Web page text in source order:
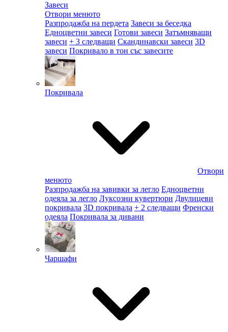
Завеси
Отвори менюто
Разпродажба на пердета Завеси за беседка
Едноцветни завеси Готови завеси Затъмняващи
завеси + 3 следващи Скандинавски завеси 3D
завеси Покривало в тон със завесите
Покривала
Отвори
менюто
Разпродажба на завивки за легло Едноцветни
одеяла за легло Луксозни кувертюри Двулицеви
покривала 3D покривала + 2 следващи Френски
одеяла Покривала за дивани
Чаршафи